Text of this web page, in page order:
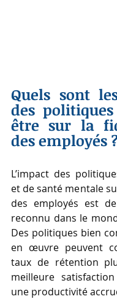
Quels sont
des
être sur la
des employés
L’impact des
et de santé mentale
des employés est
reconnu dans le
Des politiques bien
en œuvre peuvent
taux de rétention
meilleure
une productivité